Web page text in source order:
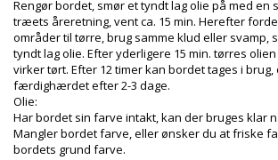
Rengør bordet, smør et tyndt lag olie på med en
træets åreretning, vent ca. 15 min. Herefter
områder til tørre, brug samme klud eller svamp,
tyndt lag olie. Efter yderligere 15 min. tørres
virker tørt. Efter 12 timer kan bordet tages i
færdighærdet efter 2-3 dage.
Olie:
Har bordet sin farve intakt, kan der bruges klar
Mangler bordet farve, eller ønsker du at friske
bordets grund farve.